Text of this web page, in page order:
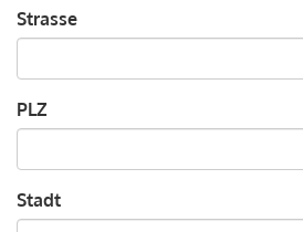
Strasse
PLZ
Stadt